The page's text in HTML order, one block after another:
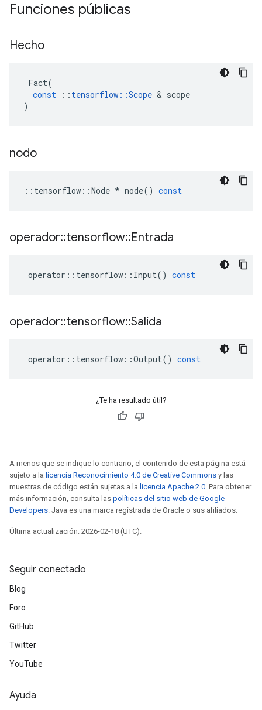
Funciones públicas
Hecho
Fact(
const
:: tensorflow ::Scope & scope
)
nodo
:: tensorflow ::Node * node() const
operador::tensorflow::Entrada
operator :: tensorflow :: Input() const
operador::tensorflow::Salida
operator :: tensorflow ::Output() const
¿Te ha resultado útil?
A menos que se indique lo contrario, el contenido de esta página está
sujeto a la licencia Reconocimiento 4.0 de Creative Commons y las
muestras de código están sujetas a la licencia Apache 2.0. Para obtener
más información, consulta las políticas del sitio web de Google
Developers. Java es una marca registrada de Oracle o sus afiliados.
Última actualización: 2026-02-18 (UTC).
Seguir conectado
Blog
Foro
GitHub
Twitter
YouTube
Ayuda